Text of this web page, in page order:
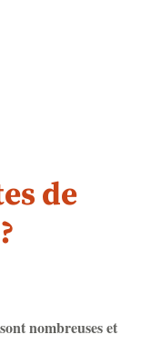
de
sont nombreuses et